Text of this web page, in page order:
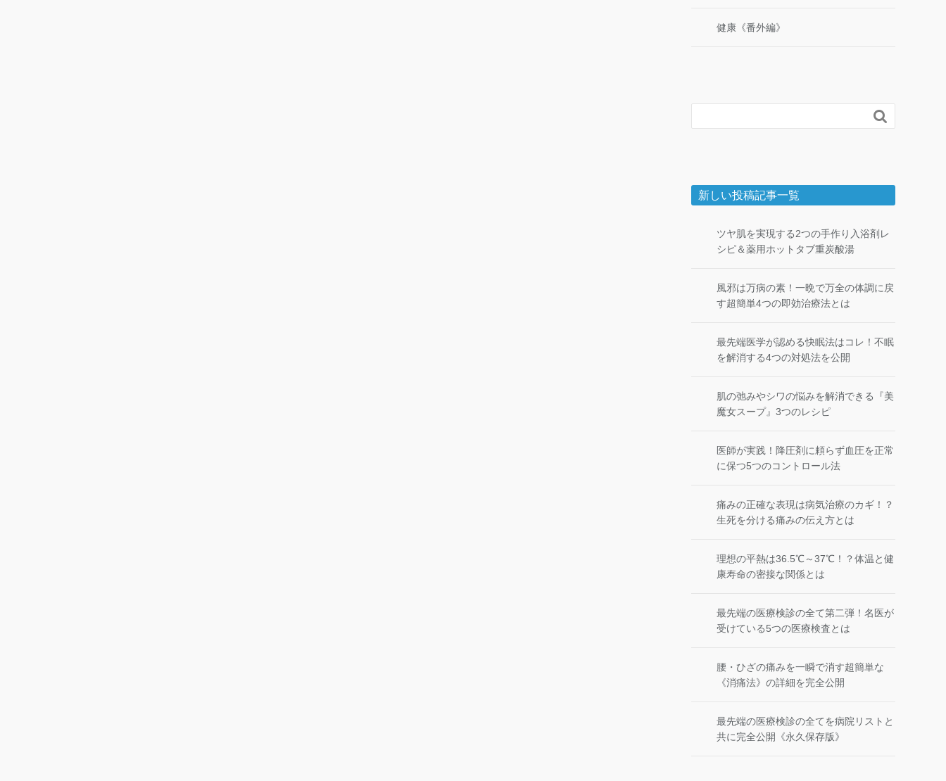
健康《番外編》

新しい投稿記事一覧
ツヤ肌を実現する2つの手作り入浴剤レ
シピ＆薬用ホットタブ重炭酸湯
風邪は万病の素！一晩で万全の体調に戻
す超簡単4つの即効治療法とは
最先端医学が認める快眠法はコレ！不眠
を解消する4つの対処法を公開
肌の弛みやシワの悩みを解消できる『美
魔女スープ』3つのレシピ
医師が実践！降圧剤に頼らず血圧を正常
に保つ5つのコントロール法
痛みの正確な表現は病気治療のカギ！？
生死を分ける痛みの伝え方とは
理想の平熱は36.5℃～37℃！？体温と健
康寿命の密接な関係とは
最先端の医療検診の全て第二弾！名医が
受けている5つの医療検査とは
腰・ひざの痛みを一瞬で消す超簡単な
《消痛法》の詳細を完全公開
最先端の医療検診の全てを病院リストと
共に完全公開《永久保存版》